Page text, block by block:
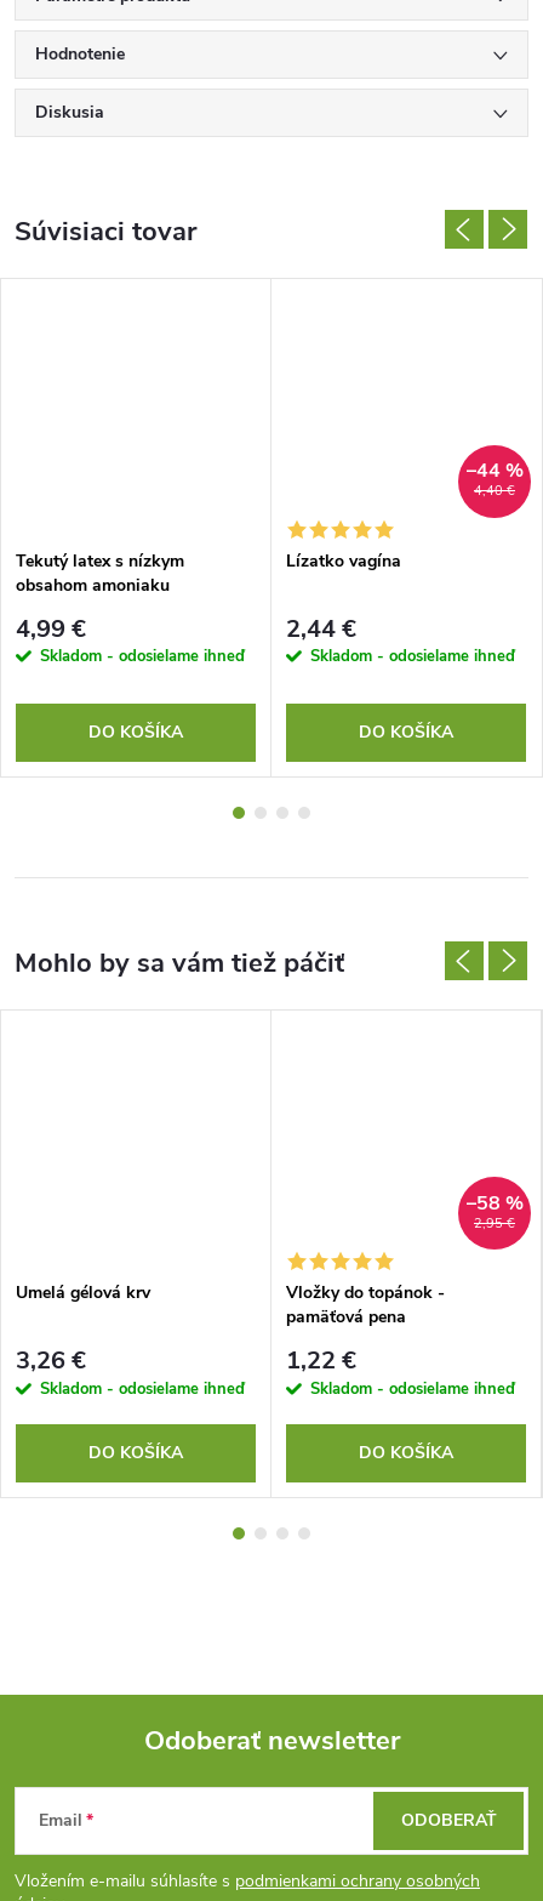
Hodnotenie
Diskusia
Súvisiaci tovar
Tekutý latex s nízkym
obsahom amoniaku
4,99 €
Skladom - odosielame ihneď
DO KOŠÍKA
4,40 €
–44 %
Lízatko vagína
2,44 €
Skladom - odosielame ihneď
DO KOŠÍKA
Umelá gélová krv
3,26 €
Skladom - odosielame ihneď
DO KOŠÍKA
2,95 €
–58 %
Vložky do topánok -
pamäťová pena
1,22 €
Skladom - odosielame ihneď
DO KOŠÍKA
Z
á
Odoberať newsletter
Email
Vložením e-mailu súhlasíte s podmienkami ochrany osobných
ODOBERAŤ